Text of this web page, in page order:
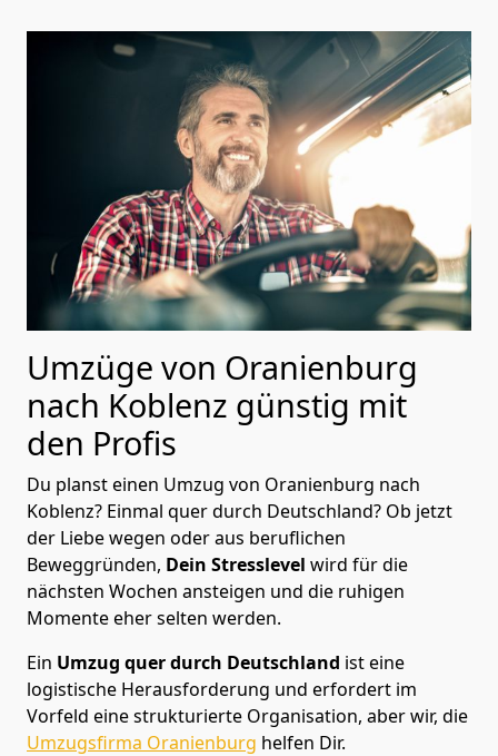
Umzüge von Oranienburg
nach Koblenz günstig mit
den Profis
Du planst einen Umzug von Oranienburg nach
Koblenz? Einmal quer durch Deutschland? Ob jetzt
der Liebe wegen oder aus beruflichen
Beweggründen, Dein Stresslevel wird für die
nächsten Wochen ansteigen und die ruhigen
Momente eher selten werden.
Ein Umzug quer durch Deutschland ist eine
logistische Herausforderung und erfordert im
Vorfeld eine strukturierte Organisation, aber wir, die
Umzugsfirma Oranienburg helfen Dir.